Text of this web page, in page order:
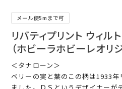
メール便5mまで可
リバティプリント ウィ
（ホビーラホビーレオリ
＜タナローン＞
ベリーの実と葉のこの柄は1933